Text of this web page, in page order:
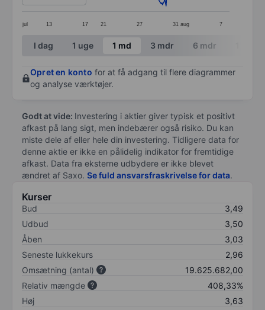
jul 13 17 21 27 31 aug 7
End of interactive chart.
I dag 1 uge 1 md 3 mdr 6 mdr
Opret en konto for at få adgang til flere diagrammer
og analyse værktøjer.
Godt at vide: Investering i aktier giver typisk et positivt
afkast på lang sigt, men indebærer også risiko. Du kan
miste dele af eller hele din investering. Tidligere data for
denne aktie er ikke en pålidelig indikator for fremtidige
afkast. Data fra eksterne udbydere er ikke blevet
ændret af Saxo. Se fuld ansvarsfraskrivelse for data.
Kurser
Bud
3,49
Udbud
3,50
Åben
3,03
Seneste lukkekurs
2,96
Omsætning (antal)
19.625.682,00
Relativ mængde
408,33%
Høj
3,63